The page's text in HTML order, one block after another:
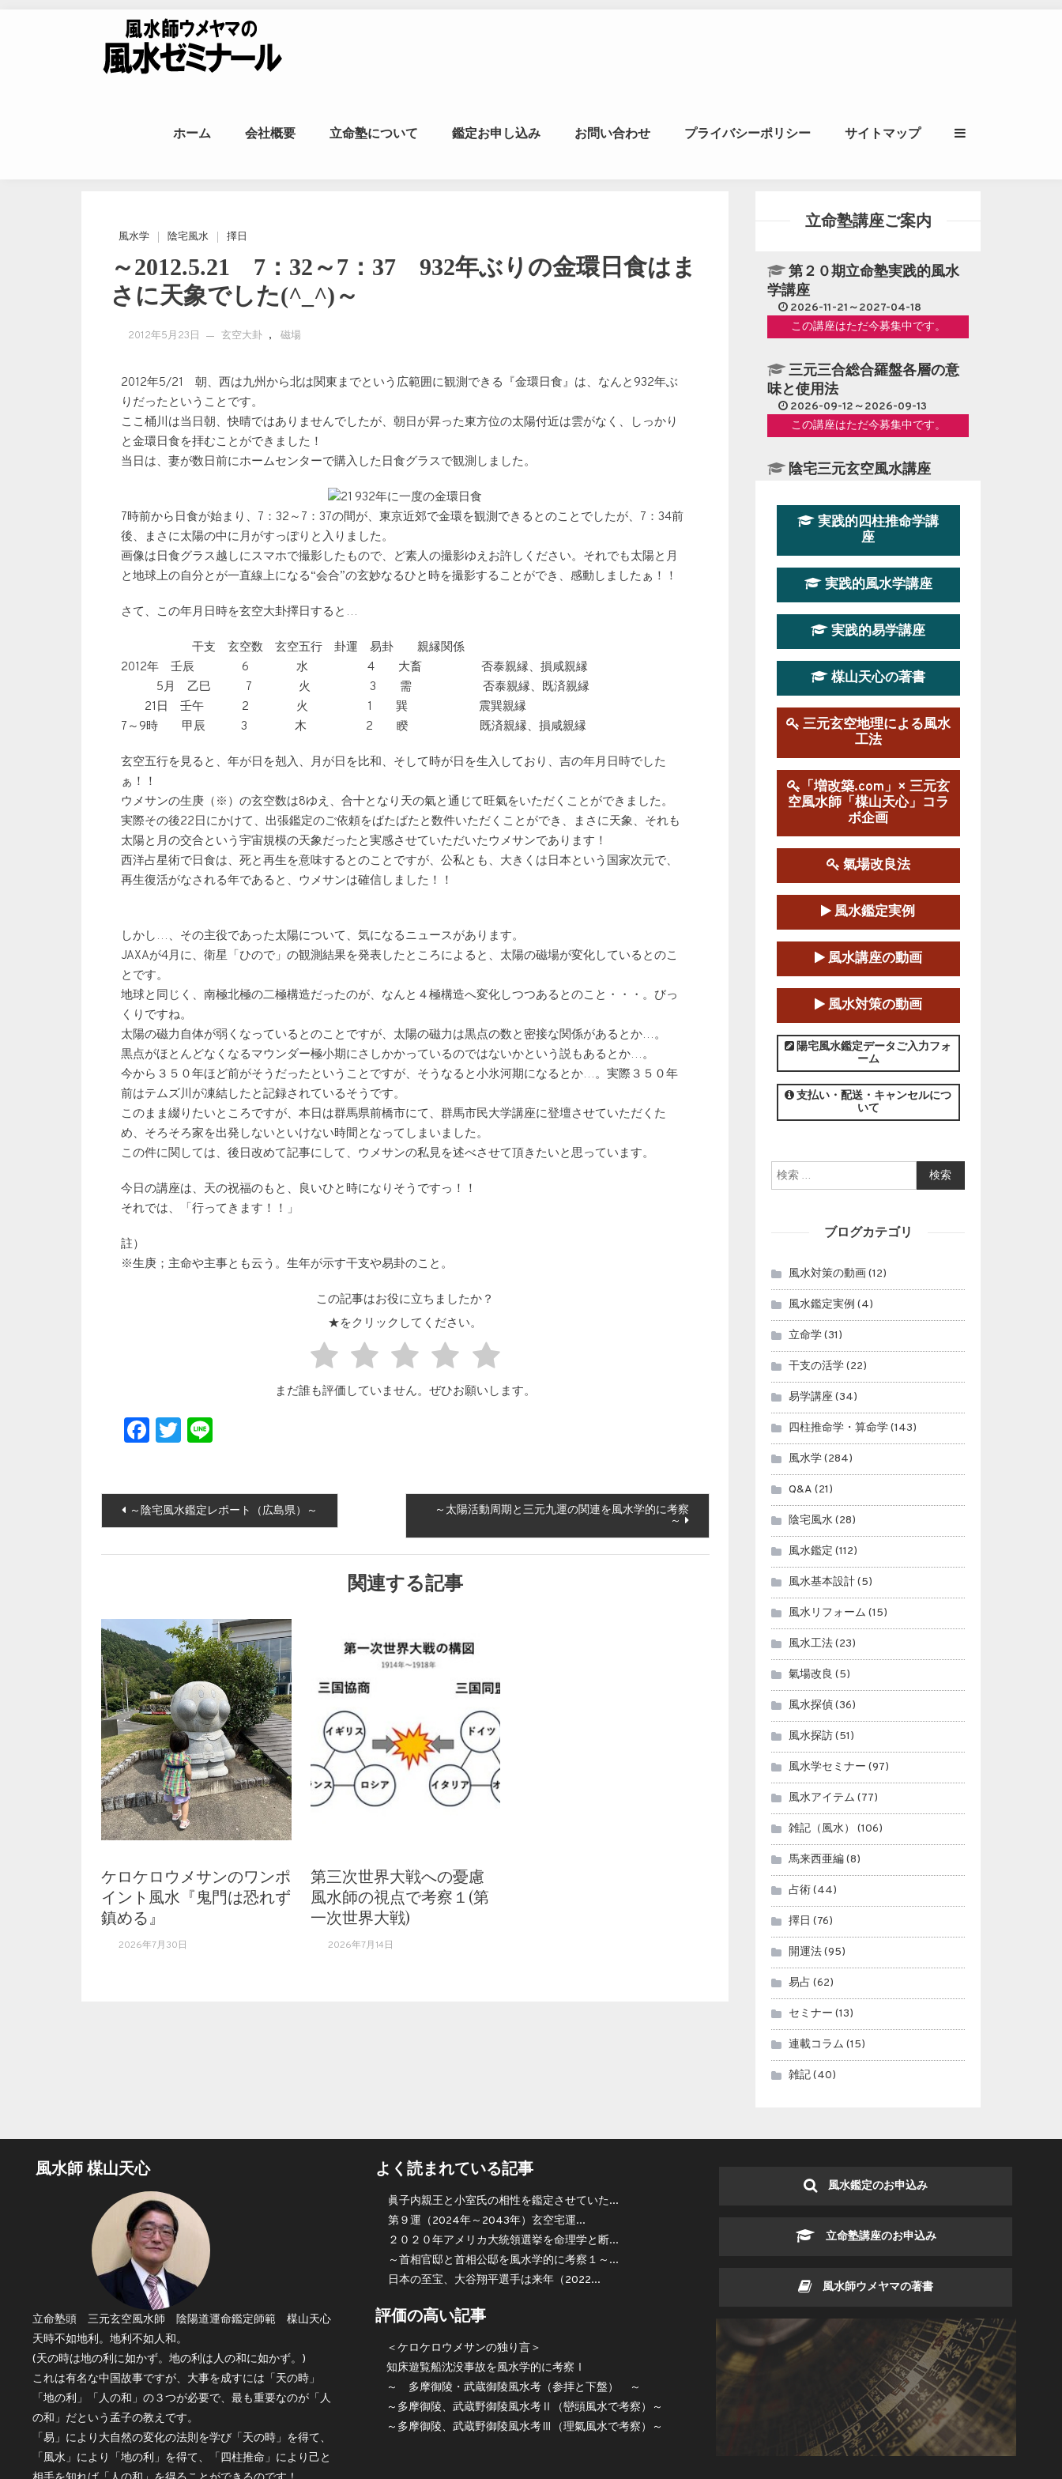
風水師ウメヤマの風水ゼミナール｜風水学・四柱推
ホーム 会社概要 立命塾について 鑑定お申し込み お問い合わせ プライバシーポリシー サイトマップ
風水学 陰宅風水 擇日
～2012.5.21 7：32～7：37 932年ぶりの金環日食はま
さに天象でした(^_^)～
2012年5月23日 玄空大卦 , 磁場
2012年5/21 朝、西は九州から北は関東までという広範囲に観測できる『金環日食』は、なんと932年ぶ
りだったということです。
ここ桶川は当日朝、快晴ではありませんでしたが、朝日が昇った東方位の太陽付近は雲がなく、しっかり
と金環日食を拝むことができました！
当日は、妻が数日前にホームセンターで購入した日食グラスで観測しました。
7時前から日食が始まり、7：32～7：37の間が、東京近郊で金環を観測できるとのことでしたが、7：34前
後、まさに太陽の中に月がすっぽりと入りました。
画像は日食グラス越しにスマホで撮影したもので、ど素人の撮影ゆえお許しください。それでも太陽と月
と地球上の自分とが一直線上になる“会合”の玄妙なるひと時を撮影することができ、感動しましたぁ！！
さて、この年月日時を玄空大卦擇日すると…
干支 玄空数 玄空五行 卦運 易卦 親縁関係
2012年 壬辰 6 水 4 大畜 否泰親縁、損咸親縁
5月 乙巳 7 火 3 需 否泰親縁、既済親縁
21日 壬午 2 火 1 巽 震巽親縁
7～9時 甲辰 3 木 2 睽 既済親縁、損咸親縁
玄空五行を見ると、年が日を剋入、月が日を比和、そして時が日を生入しており、吉の年月日時でした
ぁ！！
ウメサンの生庚（※）の玄空数は8ゆえ、合十となり天の氣と通じて旺氣をいただくことができました。
実際その後22日にかけて、出張鑑定のご依頼をばたばたと数件いただくことができ、まさに天象、それも
太陽と月の交合という宇宙規模の天象だったと実感させていただいたウメサンであります！
西洋占星術で日食は、死と再生を意味するとのことですが、公私とも、大きくは日本という国家次元で、
再生復活がなされる年であると、ウメサンは確信しました！！
しかし…、その主役であった太陽について、気になるニュースがあります。
JAXAが4月に、衛星「ひので」の観測結果を発表したところによると、太陽の磁場が変化しているとのこ
とです。
地球と同じく、南極北極の二極構造だったのが、なんと４極構造へ変化しつつあるとのこと・・・。びっ
くりですね。
太陽の磁力自体が弱くなっているとのことですが、太陽の磁力は黒点の数と密接な関係があるとか…。
黒点がほとんどなくなるマウンダー極小期にさしかかっているのではないかという説もあるとか…。
今から３５０年ほど前がそうだったということですが、そうなると小氷河期になるとか…。実際３５０年
前はテムズ川が凍結したと記録されているそうです。
このまま綴りたいところですが、本日は群馬県前橋市にて、群馬市民大学講座に登壇させていただくた
め、そろそろ家を出発しないといけない時間となってしまいました。
この件に関しては、後日改めて記事にして、ウメサンの私見を述べさせて頂きたいと思っています。
今日の講座は、天の祝福のもと、良いひと時になりそうですっ！！
それでは、「行ってきます！！」
註）
※生庚；主命や主事とも云う。生年が示す干支や易卦のこと。
この記事はお役に立ちましたか？
★をクリックしてください。
まだ誰も評価していません。ぜひお願いします。
Facebook
Twitter
Line
投稿ナビゲーション
～陰宅風水鑑定レポート（広島県）～
～太陽活動周期と三元九運の関連を風水学的に考察
～
関連する記事
ケロケロウメサンのワンポ
イント風水『鬼門は恐れず
鎮める』
2026年7月30日
第三次世界大戦への憂慮
風水師の視点で考察１(第
一次世界大戦)
2026年7月14日
立命塾講座ご案内
第２０期立命塾実践的風水
学講座
2026-11-21～2027-04-18
この講座はただ今募集中です。
三元三合総合羅盤各層の意
味と使用法
2026-09-12～2026-09-13
この講座はただ今募集中です。
陰宅三元玄空風水講座
この講座はただ今募集中です。
学講座』
2026-08-22～2026-10-25
この講座はただ今募集中です。
第19期立命塾実践的四柱推
命学講座
2026-03-20～2026-07-19
第１９期立命塾実践的風水
学講座
2025-09-13～2026-03-01
この講座の募集は終了しました。
陰宅三元玄空風水講座
2025-06-07～2025-06-08
この講座の募集は終了しました。
第１８期立命塾『実践的易
学講座』
2025-06-21～2025-08-24
この講座の募集は終了しました。
第１８期立命塾「実践的四
柱立命学（四柱推命学）講座」
2025-01-11～2025-05-11
実践的四柱推命学講
座
実践的風水学講座
実践的易学講座
楳山天心の著書
三元玄空地理による風水
工法
「増改築.com」× 三元玄
空風水師「楳山天心」コラ
ボ企画
氣場改良法
風水鑑定実例
風水講座の動画
風水対策の動画
陽宅風水鑑定データご入力フォ
ーム
支払い・配送・キャンセルにつ
いて
検索:
ブログカテゴリ
風水対策の動画 (12)
風水鑑定実例 (4)
立命学(31)
干支の活学(22)
易学講座(34)
四柱推命学・算命学(143)
風水学(284)
Q&A (21)
陰宅風水(28)
風水鑑定 (112)
風水基本設計(5)
風水リフォーム (15)
風水工法(23)
氣場改良 (5)
風水探偵(36)
風水探訪(51)
風水学セミナー (97)
風水アイテム (77)
雑記（風水） (106)
馬来西亜編(8)
占術(44)
擇日 (76)
開運法(95)
易占 (62)
セミナー (13)
連載コラム (15)
雑記(40)
風水師 楳山天心
立命塾頭 三元玄空風水師 陰陽道運命鑑定師範 楳山天心
天時不如地利。地利不如人和。
(天の時は地の利に如かず。地の利は人の和に如かず。)
これは有名な中国故事ですが、大事を成すには「天の時」
「地の利」「人の和」の３つが必要で、最も重要なのが「人
の和」だという孟子の教えです。
「易」により大自然の変化の法則を学び「天の時」を得て、
「風水」により「地の利」を得て、「四柱推命」により己と
よく読まれている記事
眞子内親王と小室氏の相性を鑑定させていた...
第９運（2024年～2043年）玄空宅運...
２０２０年アメリカ大統領選挙を命理学と断...
～首相官邸と首相公邸を風水学的に考察１～...
日本の至宝、大谷翔平選手は来年（2022...
評価の高い記事
＜ケロケロウメサンの独り言＞
知床遊覧船沈没事故を風水学的に考察Ⅰ
～ 多摩御陵・武蔵御陵風水考（参拝と下盤） ～
～多摩御陵、武蔵野御陵風水考Ⅱ（巒頭風水で考察）～
～多摩御陵、武蔵野御陵風水考Ⅲ（理氣風水で考察）～
風水鑑定のお申込み
立命塾講座のお申込み
風水師ウメヤマの著書